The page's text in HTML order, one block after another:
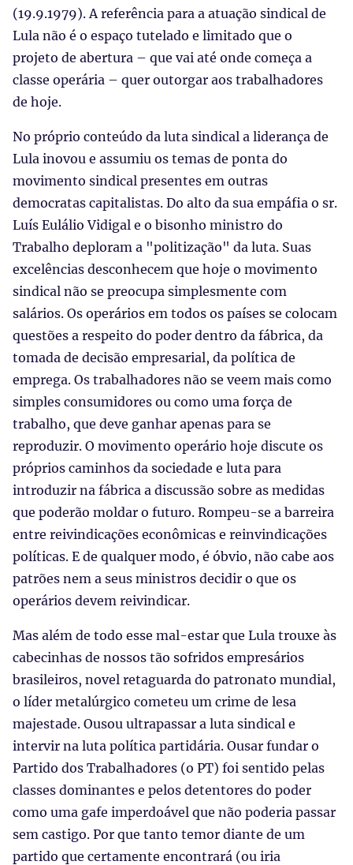
(19.9.1979). A referência para a atuação sindical de
Lula não é o espaço tutelado e limitado que o
projeto de abertura – que vai até onde começa a
classe operária – quer outorgar aos trabalhadores
de hoje.
No próprio conteúdo da luta sindical a liderança de
Lula inovou e assumiu os temas de ponta do
movimento sindical presentes em outras
democratas capitalistas. Do alto da sua empáfia o sr.
Luís Eulálio Vidigal e o bisonho ministro do
Trabalho deploram a "politização" da luta. Suas
excelências desconhecem que hoje o movimento
sindical não se preocupa simplesmente com
salários. Os operários em todos os países se colocam
questões a respeito do poder dentro da fábrica, da
tomada de decisão empresarial, da política de
emprega. Os trabalhadores não se veem mais como
simples consumidores ou como uma força de
trabalho, que deve ganhar apenas para se
reproduzir. O movimento operário hoje discute os
próprios caminhos da sociedade e luta para
introduzir na fábrica a discussão sobre as medidas
que poderão moldar o futuro. Rompeu-se a barreira
entre reivindicações econômicas e reinvindicações
políticas. E de qualquer modo, é óbvio, não cabe aos
patrões nem a seus ministros decidir o que os
operários devem reivindicar.
Mas além de todo esse mal-estar que Lula trouxe às
cabecinhas de nossos tão sofridos empresários
brasileiros, novel retaguarda do patronato mundial,
o líder metalúrgico cometeu um crime de lesa
majestade. Ousou ultrapassar a luta sindical e
intervir na luta política partidária. Ousar fundar o
Partido dos Trabalhadores (o PT) foi sentido pelas
classes dominantes e pelos detentores do poder
como uma gafe imperdoável que não poderia passar
sem castigo. Por que tanto temor diante de um
partido que certamente encontrará (ou iria